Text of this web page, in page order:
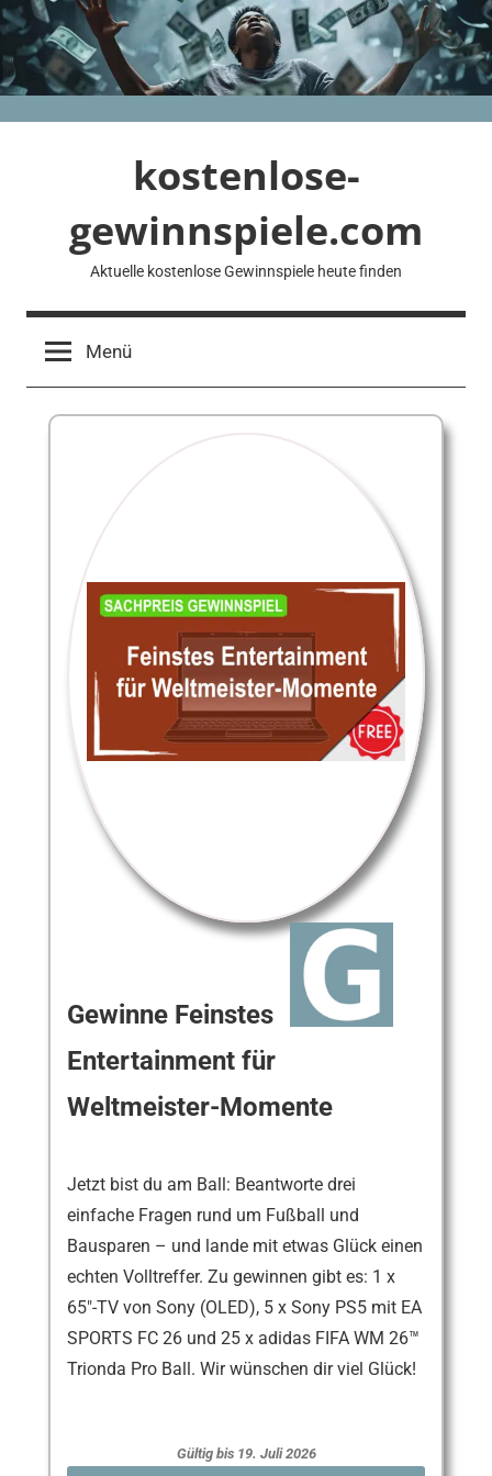
Zum
Inhalt
springen
kostenlose-
gewinnspiele.com
Aktuelle kostenlose Gewinnspiele heute finden
Menü
Gewinne Feinstes
Entertainment für
Weltmeister-Momente
Jetzt bist du am Ball: Beantworte drei
einfache Fragen rund um Fußball und
Bausparen – und lande mit etwas Glück einen
echten Volltreffer. Zu gewinnen gibt es: 1 x
65″-TV von Sony (OLED), 5 x Sony PS5 mit EA
SPORTS FC 26 und 25 x adidas FIFA WM 26™
Trionda Pro Ball. Wir wünschen dir viel Glück!
Gültig bis 19. Juli 2026